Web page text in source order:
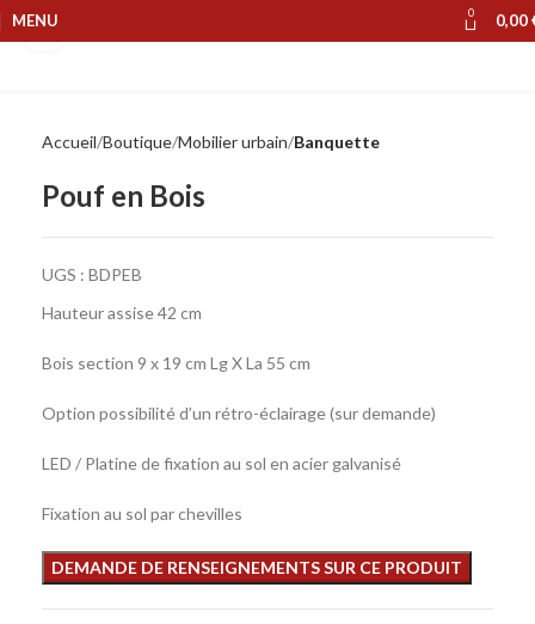
MENU 0 0,00
Accueil Boutique Mobilier urbain Banquette
Pouf en Bois
UGS : BDPEB
Hauteur assise 42 cm
Bois section 9 x 19 cm Lg X La 55 cm
Option possibilité d’un rétro-éclairage (sur demande)
LED / Platine de fixation au sol en acier galvanisé
Fixation au sol par chevilles